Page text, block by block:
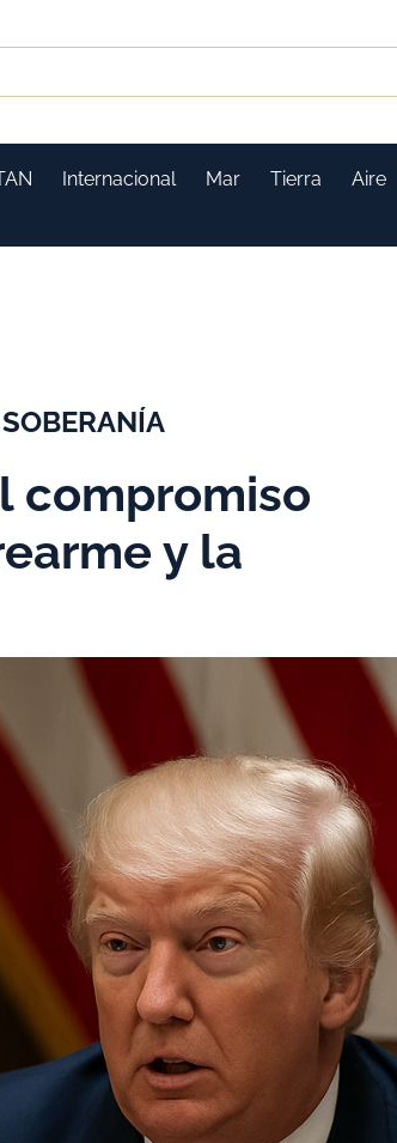
Internacional Mar Tierra Aire
compromiso
y la